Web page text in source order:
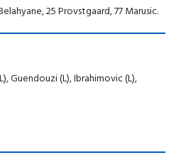
25 Provstgaard, 77 Marusic.
Guendouzi (L), Ibrahimovic (L),